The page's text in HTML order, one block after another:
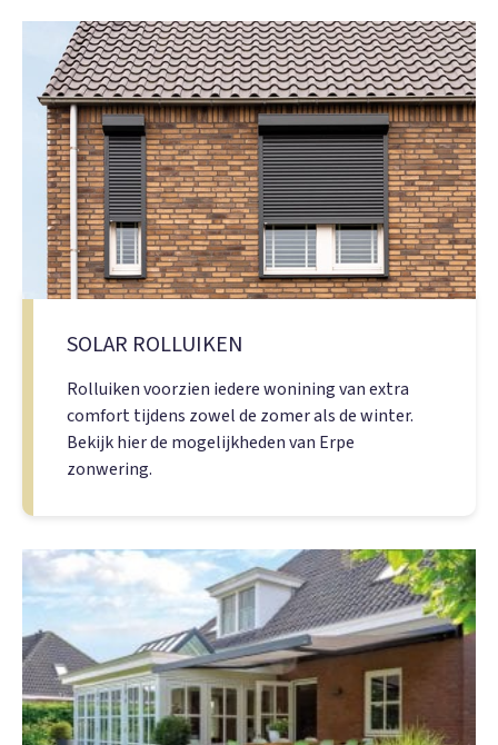
SOLAR ROLLUIKEN
Rolluiken voorzien iedere wonining van extra
comfort tijdens zowel de zomer als de winter.
Bekijk hier de mogelijkheden van Erpe
zonwering.